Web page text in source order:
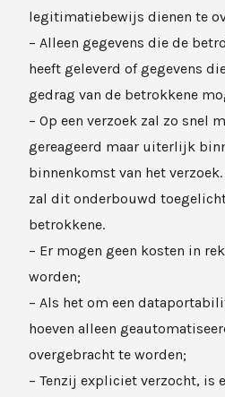
legitimatiebewijs dienen te
– Alleen gegevens die de
heeft geleverd of gegevens
gedrag van de betrokkene
– Op een verzoek zal zo snel
gereageerd maar uiterlijk
binnenkomst van het
zal dit onderbouwd
betrokkene.
– Er mogen geen kosten in
worden;
– Als het om een
hoeven alleen
overgebracht te worden;
– Tenzij expliciet verzocht, is